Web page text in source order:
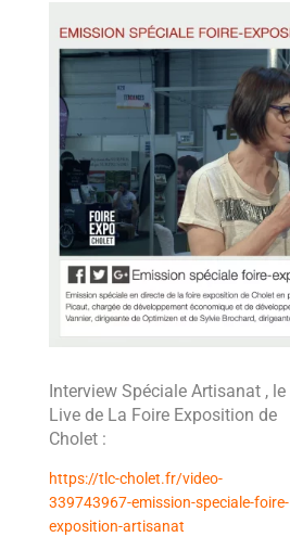
Interview Spéciale Artisanat , le
Live de La Foire Exposition de
Cholet :
https://tlc-cholet.fr/video-
339743967-emission-speciale-foire-
exposition-artisanat